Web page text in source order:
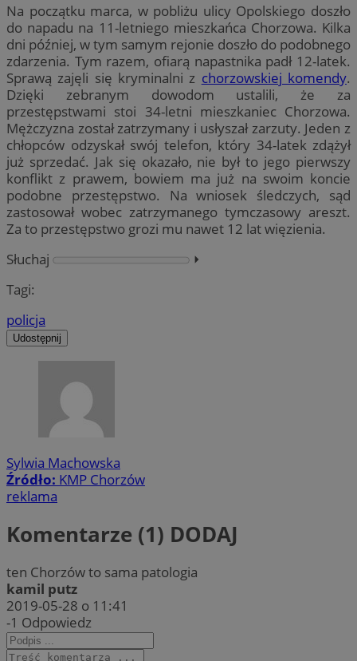
Na początku marca, w pobliżu ulicy Opolskiego doszło
do napadu na 11-letniego mieszkańca Chorzowa. Kilka
dni później, w tym samym rejonie doszło do podobnego
zdarzenia. Tym razem, ofiarą napastnika padł 12-latek.
Sprawą zajęli się kryminalni z chorzowskiej komendy.
Dzięki zebranym dowodom ustalili, że za
przestępstwami stoi 34-letni mieszkaniec Chorzowa.
Mężczyzna został zatrzymany i usłyszał zarzuty. Jeden z
chłopców odzyskał swój telefon, który 34-latek zdążył
już sprzedać. Jak się okazało, nie był to jego pierwszy
konflikt z prawem, bowiem ma już na swoim koncie
podobne przestępstwo. Na wniosek śledczych, sąd
zastosował wobec zatrzymanego tymczasowy areszt.
Za to przestępstwo grozi mu nawet 12 lat więzienia.
Słuchaj
⏵︎
Tagi:
policja
Udostępnij
Sylwia Machowska
Źródło: KMP Chorzów
reklama
Komentarze (1) DODAJ
ten Chorzów to sama patologia
kamil putz
2019-05-28 o 11:41
-1 Odpowiedz